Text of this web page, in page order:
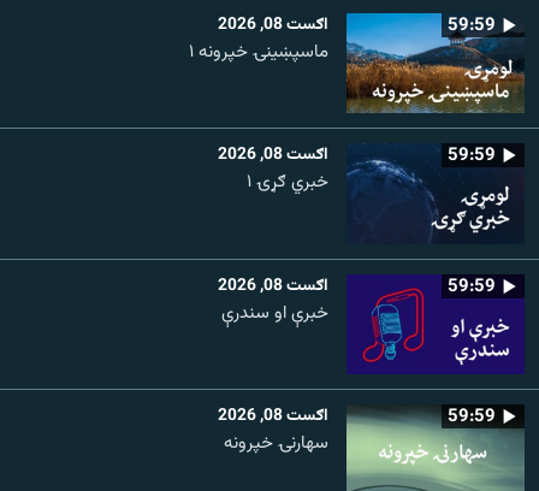
59:59 اګست 08, 2026
ماسپښينۍ خپرونه ۱
59:59 اګست 08, 2026
خبري ګړۍ ۱
59:59 اګست 08, 2026
خبرې او سندرې
59:59 اګست 08, 2026
سهارنۍ خپرونه